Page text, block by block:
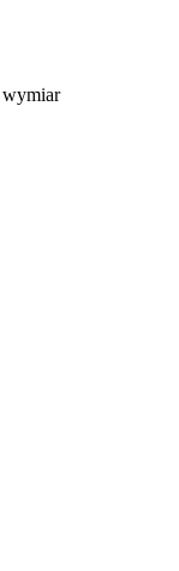
wymiar